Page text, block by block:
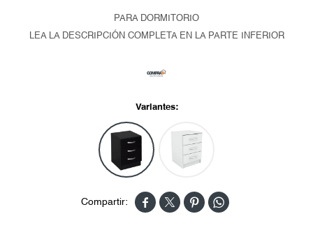
PARA DORMITORIO
LEA LA DESCRIPCIÓN COMPLETA EN LA PARTE INFERIOR
Variantes:
   